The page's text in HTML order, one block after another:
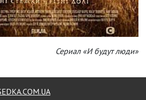
Сериал «И будут люди»